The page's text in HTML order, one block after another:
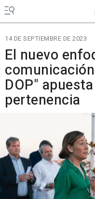
14 DE SEPTIEMBRE DE 2023
El nuevo
DOP"
pertenencia